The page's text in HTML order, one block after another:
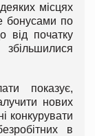
місцях
бонусами по
від початку
показує,
нових
конкурувати
в